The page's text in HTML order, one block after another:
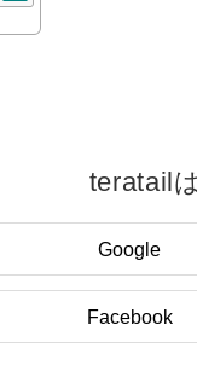
teratail
Google
Facebook